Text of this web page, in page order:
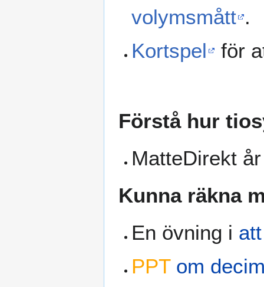
volymsmått .
Kortspel
för
Förstå hur
MatteDirekt
Kunna räkna
En övning i
PPT om